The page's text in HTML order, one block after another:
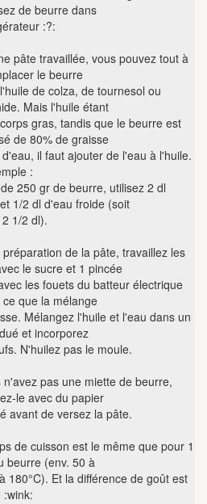
de beurre dans
:?:
pâte travaillée, vous pouvez tout à
le beurre
de colza, de tournesol ou
Mais l'huile étant
gras, tandis que le beurre est
de 80% de graisse
il faut ajouter de l'eau à l'huile.
:
250 gr de beurre, utilisez 2 dl
1/2 dl d'eau froide (soit
1/2 dl).
préparation de la pâte, travaillez les
le sucre et 1 pincée
les fouets du batteur électrique
que la mélange
Mélangez l'huile et l'eau dans un
et incorporez
N'huilez pas le moule.
n'avez pas une miette de beurre,
le avec du papier
avant de versez la pâte.
de cuisson est le même que pour 1
beurre (env. 50 à
180°C). Et la différence de goût est
:wink: